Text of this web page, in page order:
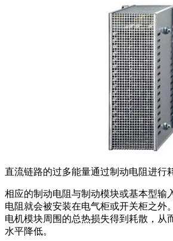
直流链路的过多能量通过制动电阻进行
相应的制动电阻与制动模块或基本型输
电阻就会被安装在电气柜或开关柜之外
电机模块周围的总热损失得到耗散，从
水平降低。